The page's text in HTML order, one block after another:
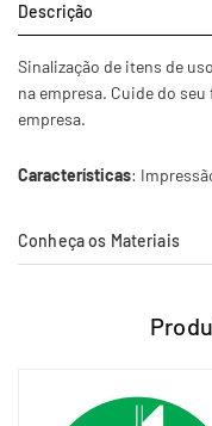
Descrição
Sinalização de itens de
na empresa. Cuide do
empresa.
Características:
Conheça os Materiais